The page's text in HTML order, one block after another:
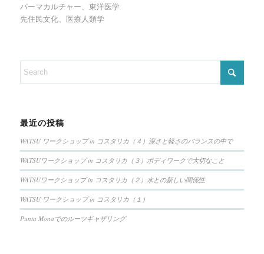
パーマカルチャー、東洋医学
先住民文化、医療人類学
最近の投稿
WATSU ワークショップ in コスタリカ（４）深さと軽さのバランスの中で
WATSUワークショップ in コスタリカ（３）ボディワークで大切なこと
WATSUワークショップ in コスタリカ（２）水との新しい関係性
WATSU ワークショップ in コスタリカ（１）
Punta Monaでのルーツギャザリング